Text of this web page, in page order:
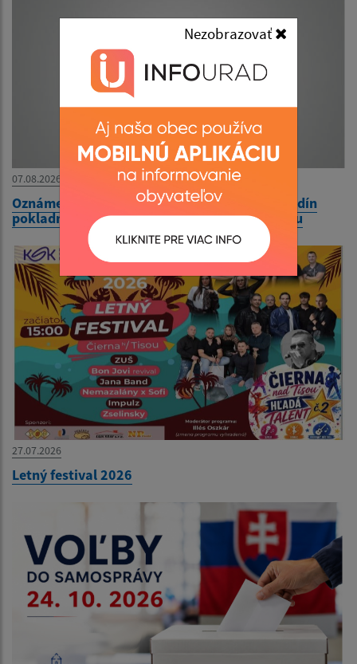
07.08.2026
Oznámenie o dočasnej úprave stránkových hodín
pokladne Mestského úradu v Čiernej nad Tisou
27.07.2026
Letný festival 2026
Nezobrazovať